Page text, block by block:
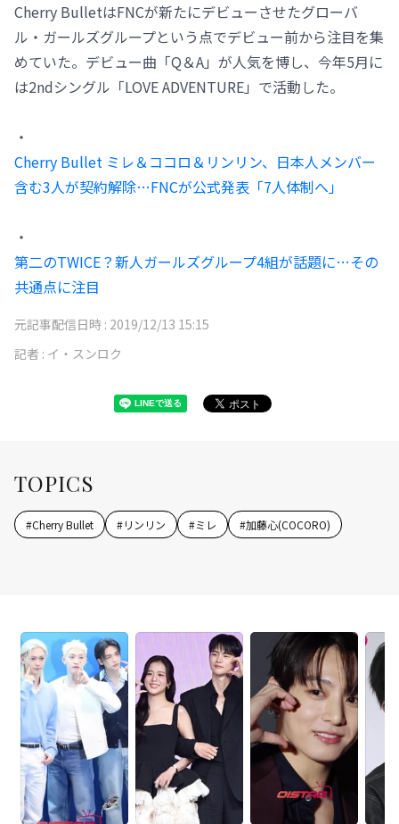
Cherry BulletはFNCが新たにデビューさせたグローバ
ル・ガールズグループという点でデビュー前から注目を集
めていた。デビュー曲「Q＆A」が人気を博し、今年5月に
は2ndシングル「LOVE ADVENTURE」で活動した。
・
Cherry Bullet ミレ＆ココロ＆リンリン、日本人メンバー
含む3人が契約解除…FNCが公式発表「7人体制へ」
・
第二のTWICE？新人ガールズグループ4組が話題に…その
共通点に注目
元記事配信日時 : 2019/12/13 15:15
記者 : イ・スンロク
TOPICS
#Cherry Bullet #リンリン #ミレ #加藤心(COCORO)